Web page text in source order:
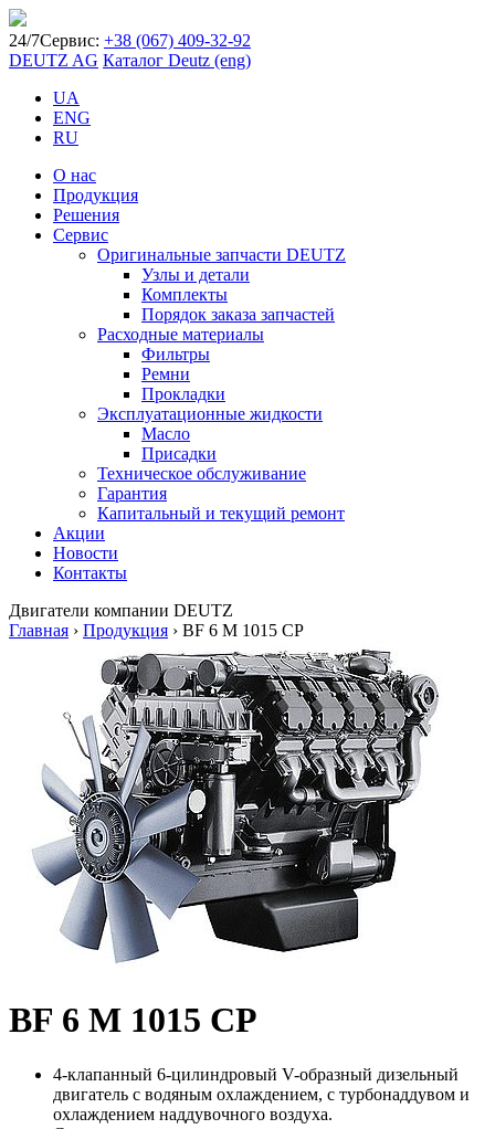
24/7Сервис: +38 (067) 409-32-92
DEUTZ AG Каталог Deutz (eng)
UA
ENG
RU
О нас
Продукция
Решения
Сервис
Оригинальные запчасти DEUTZ
Узлы и детали
Комплекты
Порядок заказа запчастей
Расходные материалы
Фильтры
Ремни
Прокладки
Эксплуатационные жидкости
Масло
Присадки
Техническое обслуживание
Гарантия
Капитальный и текущий ремонт
Акции
Новости
Контакты
Двигатели компании DEUTZ
Главная › Продукция › BF 6 M 1015 CP
BF 6 M 1015 CP
4-клапанный 6-цилиндровый V-образный дизельный
двигатель с водяным охлаждением, с турбонаддувом и
охлаждением наддувочного воздуха.